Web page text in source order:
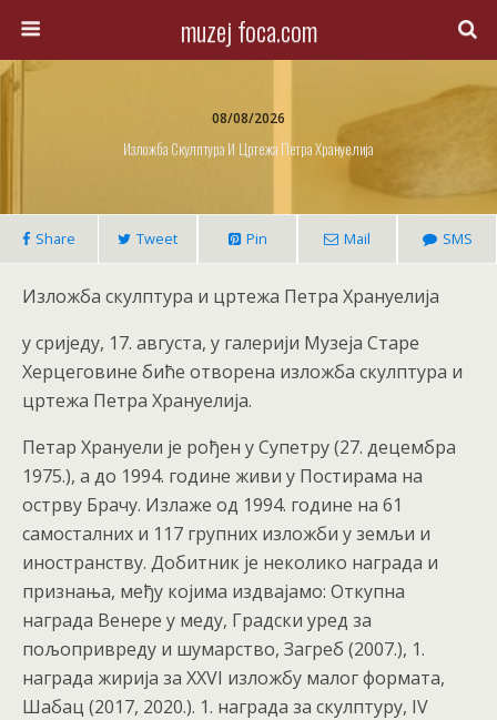
muzej foca.com
08/08/2026
Изложба Скулптура И Цртежа Петра Хрануелија
Share Tweet Pin Mail SMS
Изложба скулптура и цртежа Петра Хрануелија
у сриједу, 17. августа, у галерији Музеја Старе
Херцеговине биће отворена изложба скулптура и
цртежа Петра Хрануелија.
Петар Хрануели је рођен у Супетру (27. децембра
1975.), а до 1994. године живи у Постирама на
острву Брачу. Излаже од 1994. године на 61
самосталних и 117 групних изложби у земљи и
иностранству. Добитник је неколико награда и
признања, међу којима издвајамо: Откупна
награда Венере у меду, Градски уред за
пољопривреду и шумарство, Загреб (2007.), 1.
награда жирија за XXVI изложбу малог формата,
Шабац (2017, 2020.). 1. награда за скулптуру, IV